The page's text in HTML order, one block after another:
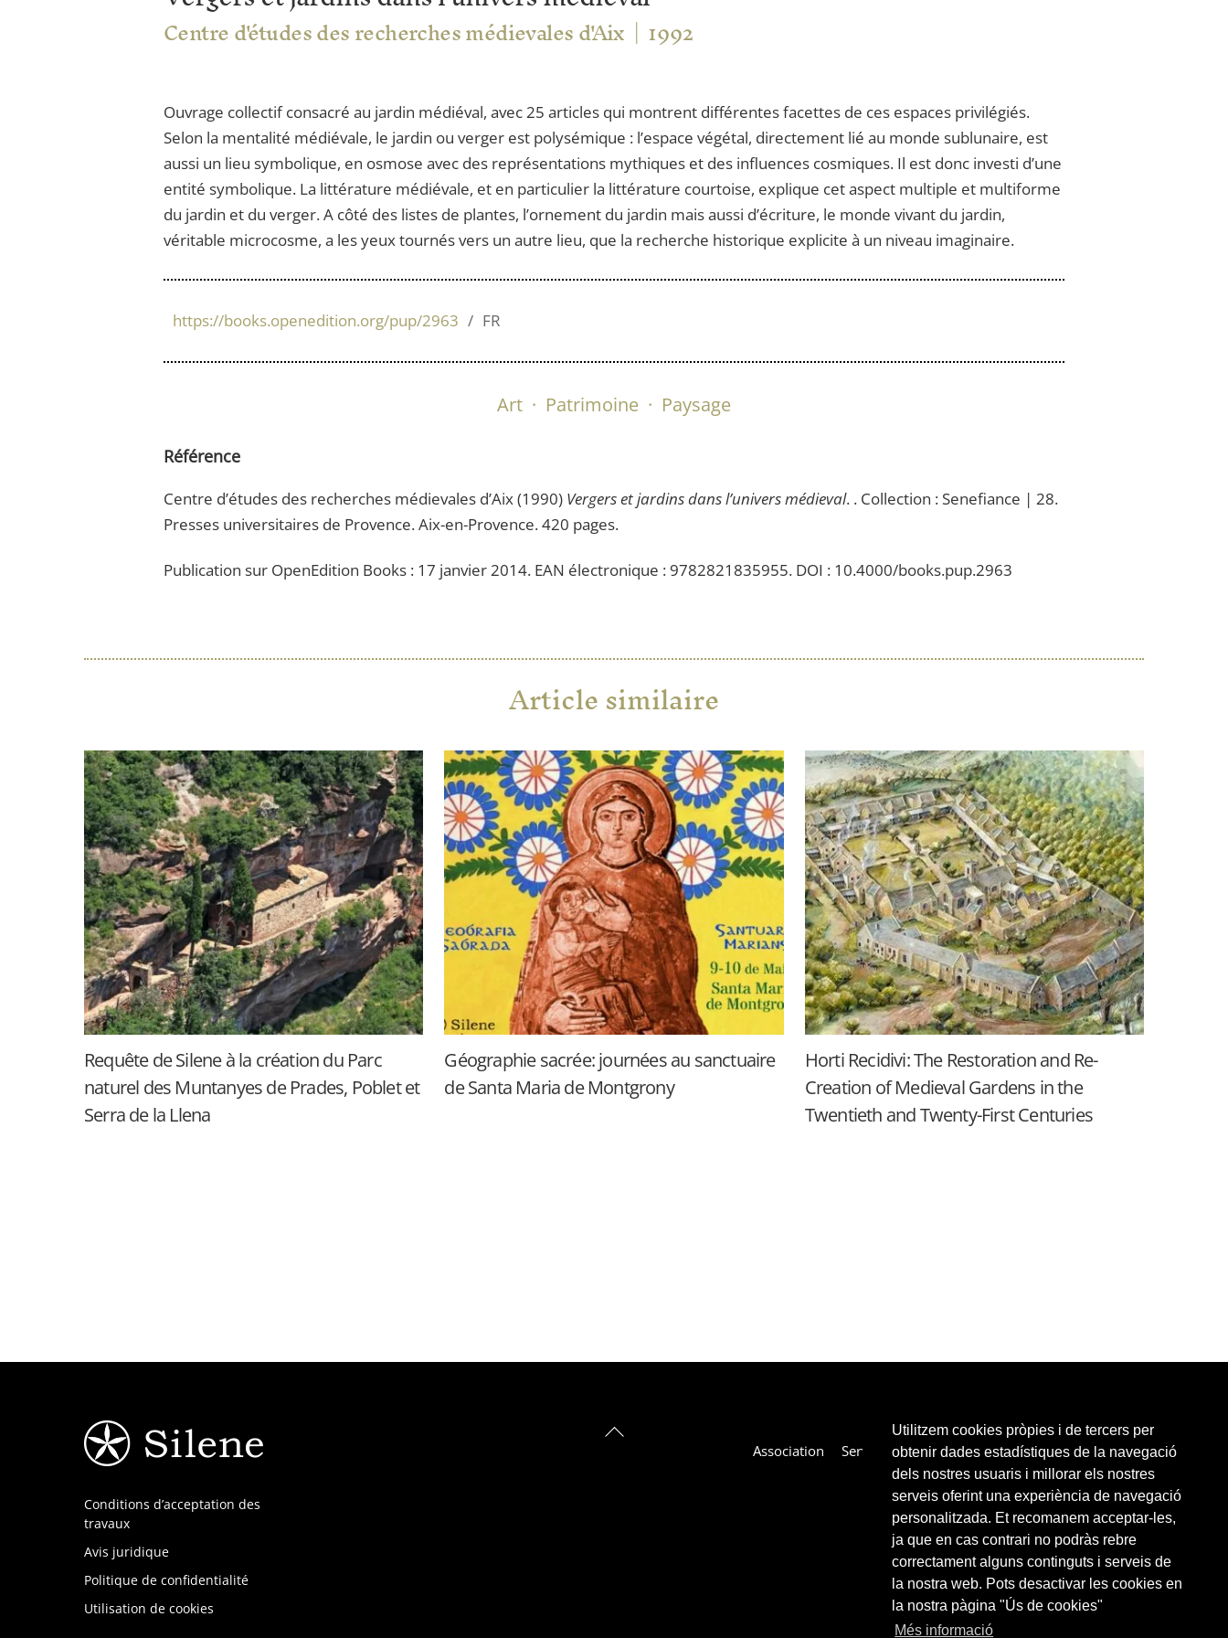
Utilitzem cookies pròpies i de tercers per
obtenir dades estadístiques de la navegació
dels nostres usuaris i millorar els nostres
serveis oferint una experiència de navegació
personalitzada. Et recomanem acceptar-les,
ja que en cas contrari no podràs rebre
correctament alguns continguts i serveis de
la nostra web. Pots desactivar les cookies en
la nostra pàgina "Ús de cookies"
Més informació
Centre d'études des recherches médievales d'Aix 1992
Ouvrage collectif consacré au jardin médiéval, avec 25 articles qui montrent différentes facettes de ces espaces privilégiés.
Selon la mentalité médiévale, le jardin ou verger est polysémique : l’espace végétal, directement lié au monde sublunaire, est
aussi un lieu symbolique, en osmose avec des représentations mythiques et des influences cosmiques. Il est donc investi d’une
entité symbolique. La littérature médiévale, et en particulier la littérature courtoise, explique cet aspect multiple et multiforme
du jardin et du verger. A côté des listes de plantes, l’ornement du jardin mais aussi d’écriture, le monde vivant du jardin,
véritable microcosme, a les yeux tournés vers un autre lieu, que la recherche historique explicite à un niveau imaginaire.
https://books.openedition.org/pup/2963 FR
Art · Patrimoine · Paysage
Référence
Centre d’études des recherches médievales d’Aix (1990) Vergers et jardins dans l’univers médieval. . Collection : Senefiance | 28.
Presses universitaires de Provence. Aix-en-Provence. 420 pages.
Publication sur OpenEdition Books : 17 janvier 2014. EAN électronique : 9782821835955. DOI : 10.4000/books.pup.2963
Article similaire
Requête de Silene à la création du Parc
naturel des Muntanyes de Prades, Poblet et
Serra de la Llena
Géographie sacrée: journées au sanctuaire
de Santa Maria de Montgrony
Horti Recidivi: The Restoration and Re-
Creation of Medieval Gardens in the
Twentieth and Twenty-First Centuries
Back
Conditions d’acceptation des
travaux
Avis juridique
Politique de confidentialité
Utilisation de cookies
Association Services Collaborateurs Liens Contacter